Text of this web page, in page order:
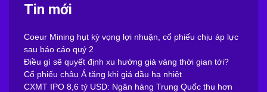
Tin mới
Coeur Mining hụt kỳ vọng lợi nhuận, cổ phiếu chịu áp lực
sau báo cáo quý 2
Điều gì sẽ quyết định xu hướng giá vàng thời gian tới?
Cổ phiếu châu Á tăng khi giá dầu hạ nhiệt
CXMT IPO 8,6 tỷ USD: Ngân hàng Trung Quốc thu hơn